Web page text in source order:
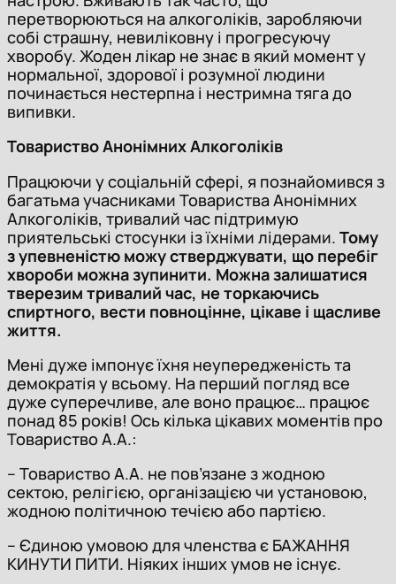
перетворюються на алкоголіків, заробляючи
собі страшну, невиліковну і прогресуючу
хворобу. Жоден лікар не знає в який момент у
нормальної, здорової і розумної людини
починається нестерпна і нестримна тяга до
випивки.
Товариство Анонімних Алкоголіків
Працюючи у соціальній сфері, я познайомився з
багатьма учасниками Товариства Анонімних
Алкоголіків, тривалий час підтримую
приятельські стосунки із їхніми лідерами. Тому
з упевненістю можу стверджувати, що перебіг
хвороби можна зупинити. Можна залишатися
тверезим тривалий час, не торкаючись
спиртного, вести повноцінне, цікаве і щасливе
життя.
Мені дуже імпонує їхня неупередженість та
демократія у всьому. На перший погляд все
дуже суперечливе, але воно працює… працює
понад 85 років! Ось кілька цікавих моментів про
Товариство А.А.:
– Товариство А.А. не пов’язане з жодною
сектою, релігією, організацією чи установою,
жодною політичною течією або партією.
– Єдиною умовою для членства є БАЖАННЯ
КИНУТИ ПИТИ. Ніяких інших умов не існує.